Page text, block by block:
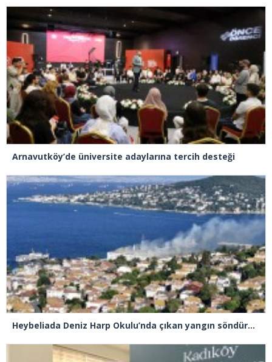
Arnavutköy’de üniversite adaylarına tercih desteği
Heybeliada Deniz Harp Okulu’nda çıkan yangın söndürüldü